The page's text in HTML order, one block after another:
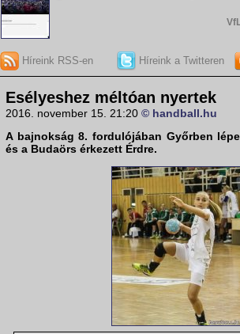
Híreink RSS-en Híreink a Twitteren
Esélyeshez méltóan nyertek
2016. november 15. 21:20 © handball.hu
A bajnokság 8. fordulójában Győrben
és a Budaörs érkezett Érdre.